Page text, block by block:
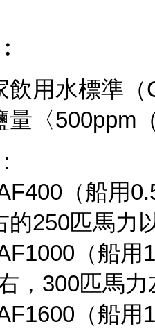
飲用水標準（
量〈500ppm
（船用
的250匹馬力
（船
，300匹馬
（船用